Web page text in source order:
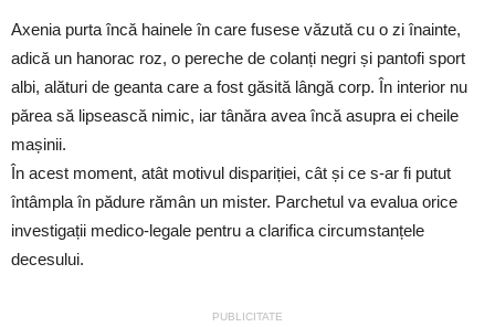
Axenia purta încă hainele în care fusese văzută cu o zi înainte,
adică un hanorac roz, o pereche de colanți negri și pantofi sport
albi, alături de geanta care a fost găsită lângă corp. În interior nu
părea să lipsească nimic, iar tânăra avea încă asupra ei cheile
mașinii.
În acest moment, atât motivul dispariției, cât și ce s-ar fi putut
întâmpla în pădure rămân un mister. Parchetul va evalua orice
investigații medico-legale pentru a clarifica circumstanțele
decesului.
PUBLICITATE